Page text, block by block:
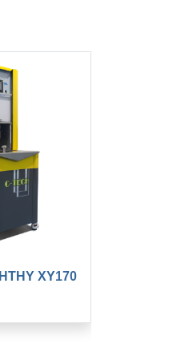
الضاغطة الدورانية HTHY XY170